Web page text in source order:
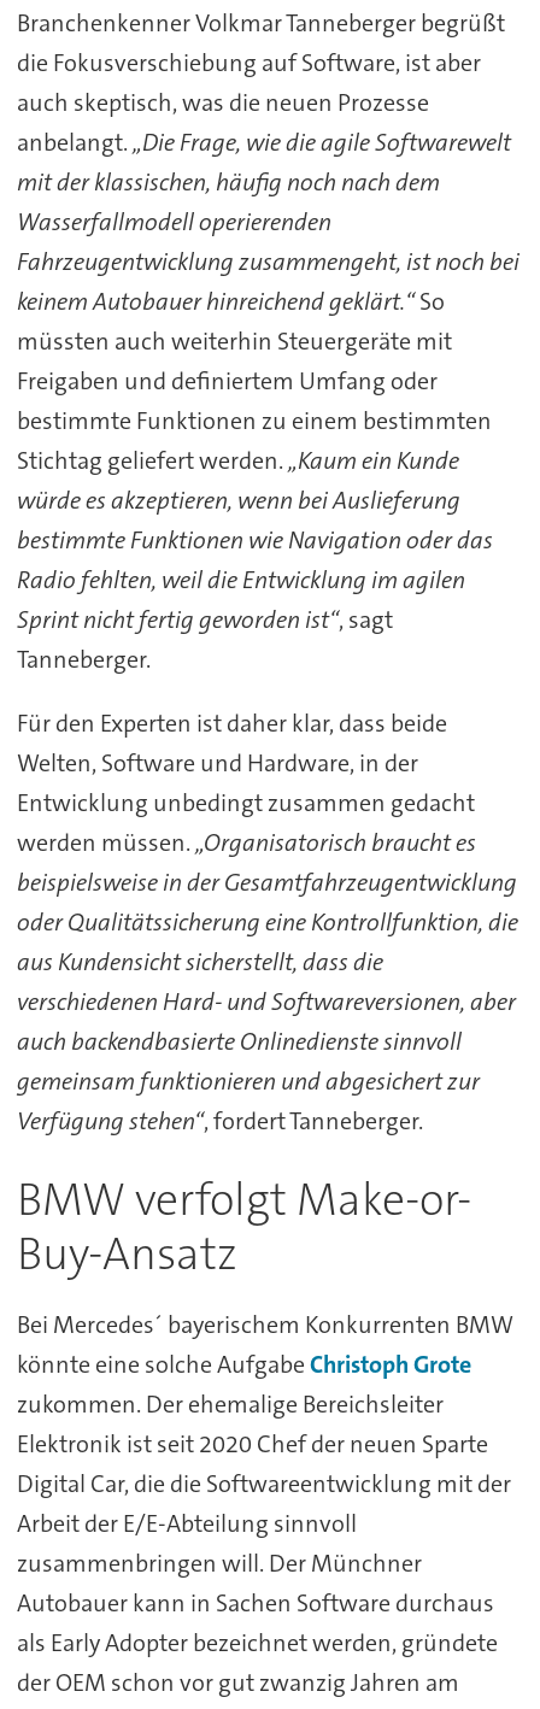
Branchenkenner Volkmar Tanneberger begrüßt
die Fokusverschiebung auf Software, ist aber
auch skeptisch, was die neuen Prozesse
anbelangt.„Die Frage, wie die agile Softwarewelt
mit der klassischen, häufig noch nach dem
Wasserfallmodell operierenden
Fahrzeugentwicklung zusammengeht, ist noch bei
keinem Autobauer hinreichend geklärt.“So
müssten auch weiterhin Steuergeräte mit
Freigaben und definiertem Umfang oder
bestimmte Funktionen zu einem bestimmten
Stichtag geliefert werden.„Kaum ein Kunde
würde es akzeptieren, wenn bei Auslieferung
bestimmte Funktionen wie Navigation oder das
Radio fehlten, weil die Entwicklung im agilen
Sprint nicht fertig geworden ist“, sagt
Tanneberger.
Für den Experten ist daher klar, dass beide
Welten, Software und Hardware, in der
Entwicklung unbedingt zusammen gedacht
werden müssen.„Organisatorisch braucht es
beispielsweise in der Gesamtfahrzeugentwicklung
oder Qualitätssicherung eine Kontrollfunktion, die
aus Kundensicht sicherstellt, dass die
verschiedenen Hard- und Softwareversionen, aber
auch backendbasierte Onlinedienste sinnvoll
gemeinsam funktionieren und abgesichert zur
Verfügung stehen“, fordert Tanneberger.
BMW verfolgt Make-or-
Buy-Ansatz
Bei Mercedes´ bayerischem Konkurrenten BMW
könnte eine solche AufgabeChristoph Grote
zukommen. Der ehemalige Bereichsleiter
Elektronik ist seit 2020 Chef der neuen Sparte
Digital Car, die die Softwareentwicklung mit der
Arbeit der E/E-Abteilung sinnvoll
zusammenbringen will. Der Münchner
Autobauer kann in Sachen Software durchaus
als Early Adopter bezeichnet werden, gründete
der OEM schon vor gut zwanzig Jahren am